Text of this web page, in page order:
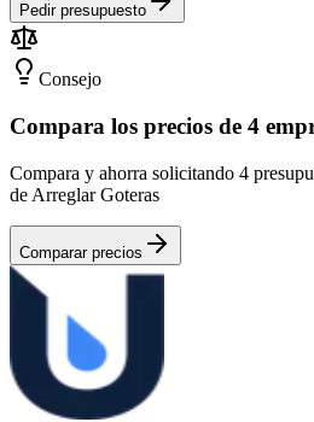
Pedir presupuesto
Consejo
Compara los precios de 4
Compara y ahorra solicitando 4
de Arreglar Goteras
Comparar precios